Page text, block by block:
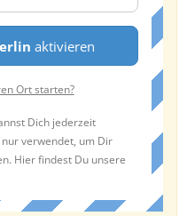
aktivieren
Ort starten?
Dich jederzeit
verwendet, um Dir
Hier findest Du unsere